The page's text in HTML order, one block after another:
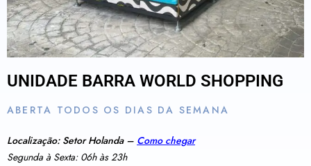
UNIDADE BARRA WORLD SHOPPING
ABERTA TODOS OS DIAS DA SEMANA
Localização: Setor Holanda – Como chegar
Segunda à Sexta: 06h às 23h